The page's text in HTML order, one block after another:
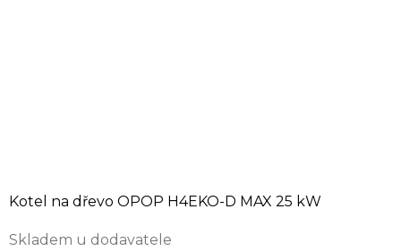
Kotel na dřevo OPOP H4EKO-D MAX 25 kW
Skladem u dodavatele